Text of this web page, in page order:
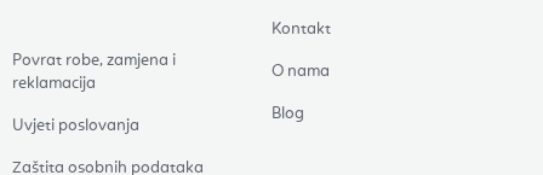
Povrat robe, zamjena i
reklamacija
Uvjeti poslovanja
Zaštita osobnih podataka
Kontakt
O nama
Blog